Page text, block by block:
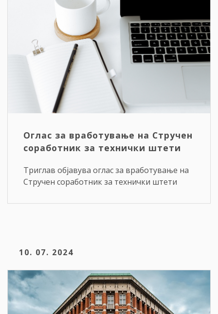
Оглас за вработување на Стручен
соработник за технички штети
Триглав објавува оглас за вработување на
Стручен соработник за технички штети
10. 07. 2024